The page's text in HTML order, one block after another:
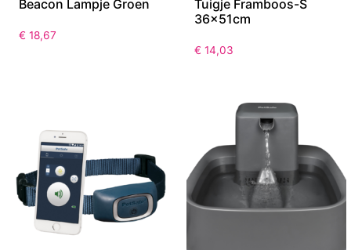
Beacon Lampje Groen
€ 18,67
Tuigje Framboos-S
36x51cm
€ 14,03